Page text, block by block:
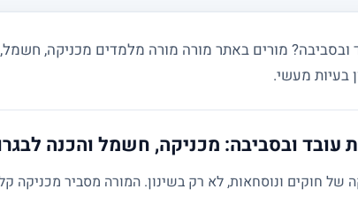
בעיות מעשי.
עובד ובסביבה: מכניקה, חשמל והכנה
חוקים ונוסחאות, לא רק בשינון. המורה מסביר מכניקה